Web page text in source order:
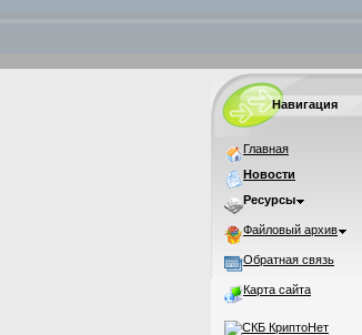
Навигация
Главная
Новости
Ресурсы
Файловый архив
Обратная связь
Карта сайта